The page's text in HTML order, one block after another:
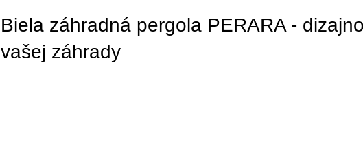
Biela záhradná pergola PERARA -
vašej záhrady